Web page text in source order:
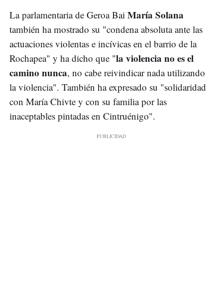
La parlamentaria de Geroa Bai María Solana
también ha mostrado su "condena absoluta ante las
actuaciones violentas e incívicas en el barrio de la
Rochapea" y ha dicho que "la violencia no es el
camino nunca, no cabe reivindicar nada utilizando
la violencia". También ha expresado su "solidaridad
con María Chivte y con su familia por las
inaceptables pintadas en Cintruénigo".